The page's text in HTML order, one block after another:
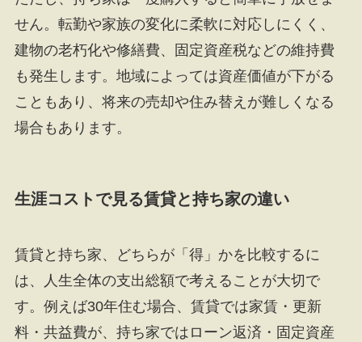
せん。転勤や家族の変化に柔軟に対応しにくく、
建物の老朽化や修繕費、固定資産税などの維持費
も発生します。地域によっては資産価値が下がる
こともあり、将来の売却や住み替えが難しくなる
場合もあります。
生涯コストで見る賃貸と持ち家の違い
賃貸と持ち家、どちらが「得」かを比較するに
は、人生全体の支出総額で考えることが大切で
す。例えば30年住む場合、賃貸では家賃・更新
料・共益費が、持ち家ではローン返済・固定資産